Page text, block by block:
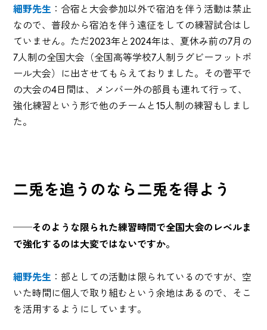
細野先生 ：合宿と大会参加以外で宿泊を伴う活動は禁止
なので、普段から宿泊を伴う遠征をしての練習試合はし
ていません。ただ2023年と2024年は、夏休み前の7月の
7人制の全国大会（全国高等学校7人制ラグビーフットボ
ール大会）に出させてもらえておりました。その菅平で
の大会の4日間は、メンバー外の部員も連れて行って、
強化練習という形で他のチームと15人制の練習もしまし
た。
二兎を追うのなら二兎を得よう
──そのような限られた練習時間で全国大会のレベルま
で強化するのは大変ではないですか。
細野先生 ：部としての活動は限られているのですが、空
いた時間に個人で取り組むという余地はあるので、そこ
を活用するようにしています。